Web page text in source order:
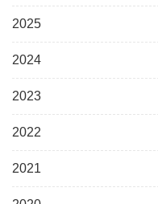
2025
2024
2023
2022
2021